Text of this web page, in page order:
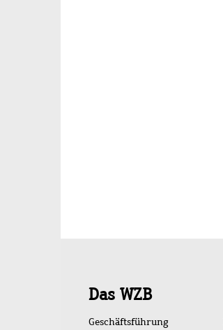
Schnellzugriff
Das WZB
Geschäftsführung